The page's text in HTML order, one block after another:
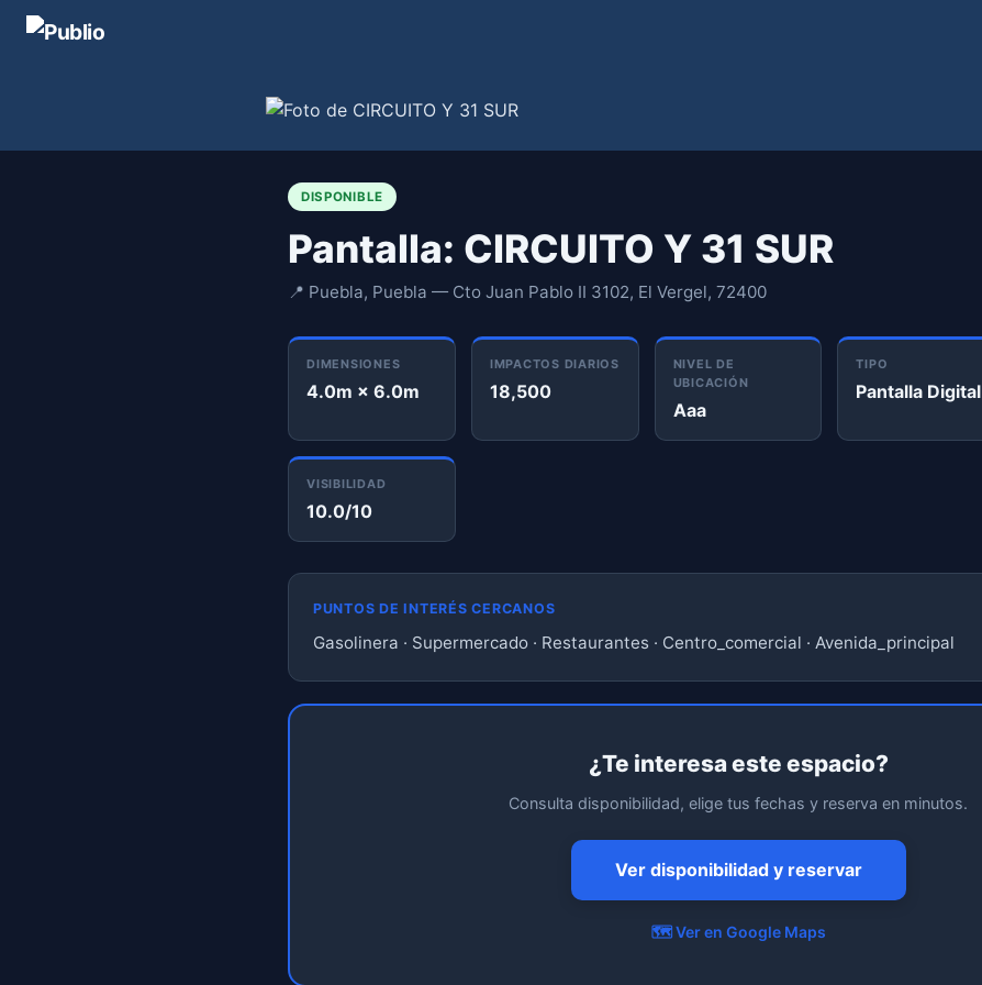
DISPONIBLE
Pantalla: CIRCUITO Y 31 SUR
📍 Puebla, Puebla — Cto Juan Pablo II 3102, El Vergel, 72400
DIMENSIONES
4.0m × 6.0m
IMPACTOS DIARIOS
18,500
NIVEL DE
UBICACIÓN
Aaa
TIPO
Pantalla Digital
VISIBILIDAD
10.0/10
PUNTOS DE INTERÉS CERCANOS
Gasolinera · Supermercado · Restaurantes · Centro_comercial · Avenida_principal
¿Te interesa este espacio?
Consulta disponibilidad, elige tus fechas y reserva en minutos.
Ver disponibilidad y reservar
🗺️ Ver en Google Maps